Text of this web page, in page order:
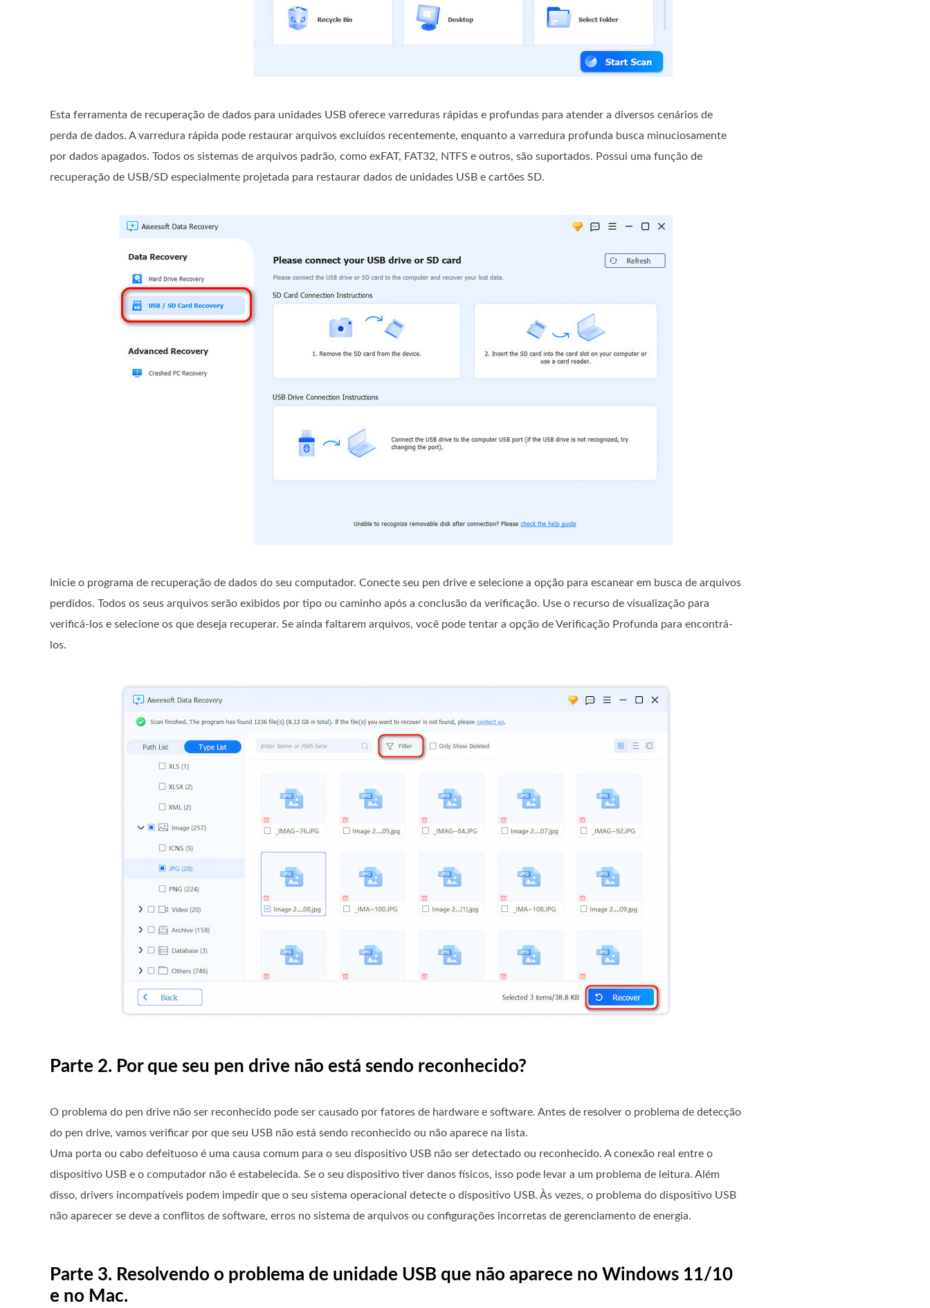
Esta ferramenta de recuperação de dados para unidades USB oferece varreduras rápidas e profundas para atender a diversos cenários de
perda de dados. A varredura rápida pode restaurar arquivos excluídos recentemente, enquanto a varredura profunda busca minuciosamente
por dados apagados. Todos os sistemas de arquivos padrão, como exFAT, FAT32, NTFS e outros, são suportados. Possui uma função de
recuperação de USB/SD especialmente projetada para restaurar dados de unidades USB e cartões SD.
Inicie o programa de recuperação de dados do seu computador. Conecte seu pen drive e selecione a opção para escanear em busca de arquivos
perdidos. Todos os seus arquivos serão exibidos por tipo ou caminho após a conclusão da verificação. Use o recurso de visualização para
verificá-los e selecione os que deseja recuperar. Se ainda faltarem arquivos, você pode tentar a opção de Verificação Profunda para encontrá-
los.
Parte 2. Por que seu pen drive não está sendo reconhecido?
O problema do pen drive não ser reconhecido pode ser causado por fatores de hardware e software. Antes de resolver o problema de detecção
do pen drive, vamos verificar por que seu USB não está sendo reconhecido ou não aparece na lista.
Uma porta ou cabo defeituoso é uma causa comum para o seu dispositivo USB não ser detectado ou reconhecido. A conexão real entre o
dispositivo USB e o computador não é estabelecida. Se o seu dispositivo tiver danos físicos, isso pode levar a um problema de leitura. Além
disso, drivers incompatíveis podem impedir que o seu sistema operacional detecte o dispositivo USB. Às vezes, o problema do dispositivo USB
não aparecer se deve a conflitos de software, erros no sistema de arquivos ou configurações incorretas de gerenciamento de energia.
Parte 3. Resolvendo o problema de unidade USB que não aparece no Windows 11/10
e no Mac.